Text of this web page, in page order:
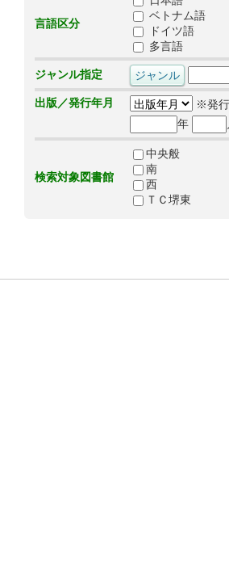
言語区分
ベトナム語
ドイツ語
多言語
ジャンル指定
出版／発行年月
※発
年
検索対象図書館
中央般
南
西
ＴＣ堺東